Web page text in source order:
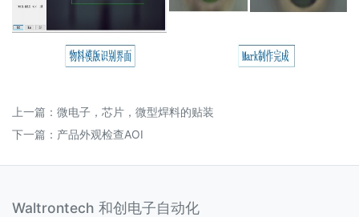
上一篇： 微电子，芯片，微型焊料的贴装
下一篇： 产品外观检查AOI
Waltrontech 和创电子自动化